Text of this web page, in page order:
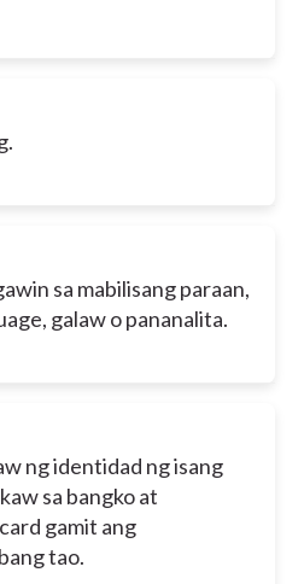
sa mabilisang paraan,
galaw o pananalita.
ng identidad ng isang
sa bangko at
gamit ang
tao.